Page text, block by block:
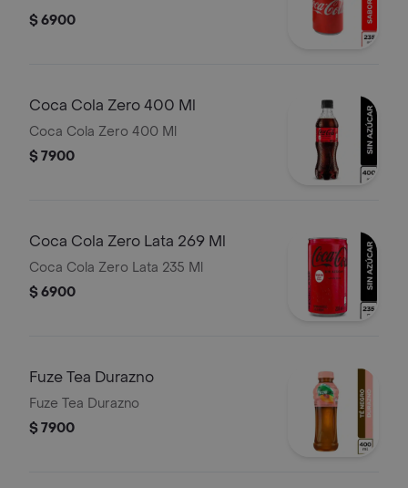
$ 6900
Coca Cola Zero 400 Ml
Coca Cola Zero 400 Ml
$ 7900
Coca Cola Zero Lata 269 Ml
Coca Cola Zero Lata 235 Ml
$ 6900
Fuze Tea Durazno
Fuze Tea Durazno
$ 7900